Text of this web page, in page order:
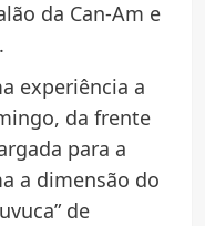
da Can-Am e
experiência a
da frente
para a
a dimensão do
de